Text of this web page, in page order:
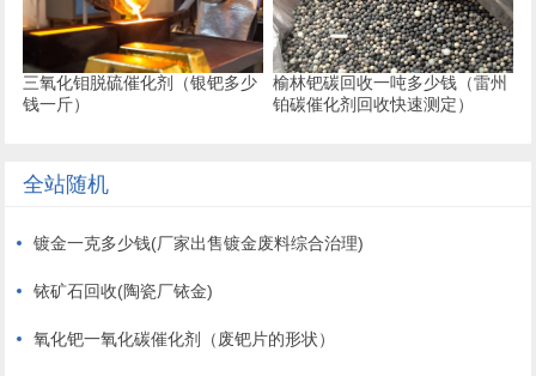
三氧化钼脱硫催化剂（银钯多少
钱一斤）
榆林钯碳回收一吨多少钱（雷州
铂碳催化剂回收快速测定）
全站随机
镀金一克多少钱(厂家出售镀金废料综合治理)
铱矿石回收(陶瓷厂铱金)
氧化钯一氧化碳催化剂（废钯片的形状）